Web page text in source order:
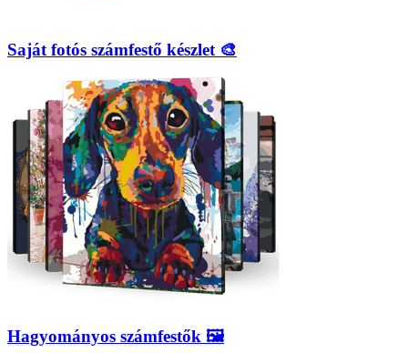
Saját fotós számfestő készlet 🎨
Hagyományos számfestők 🖼️